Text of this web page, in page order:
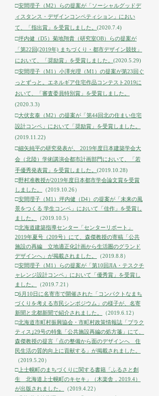
□安間理子（M2）らの提案が「ソーシャルグッドデ
ィスタンス・デザインコンペティション」におい
て、「指出賞」を受賞しました。 (2020.7.4)
□坪内健（D5）菊地翔貴（研究室OB）らの提案が
「第22回(2019年) まちづくり・都市デザイン競技」
において、「奨励賞」を受賞しました。 (2020.5.29)
□安間理子（M1）小澤光理（M1）の提案が第23回ぐ
っとずっと。エネルギア住宅作品コンテスト2019に
おいて、「審査委員特別賞」を受賞しました。
(2020.3.3)
□大伏玄泰（M2）の提案が「第44回北の住まい住宅
設計コンペ」において「奨励賞」を受賞しました。
(2019.11.22)
□細矢純平の研究発表が、 2019年度日本建築学会大
会（北陸）学術講演会都市計画部門において、「若
手優秀発表賞」を受賞しました。(2019.10.28)
□野村准教授が2019年度日本都市学会論文賞を受賞
しました。
（2019.10.26）
□安間理子（M1）坪内健（D4）の提案が「未来の風
景をつくる 学生コンペ」において「佳作」を受賞し
ました。
（2019.10.5）
□北海道建築指導センター「センターリポート」
2019年夏号（209号）にて、森傑教授の寄稿「公共
施設の再編 立地適正化計画から生活圏のグランド
デザインへ」が掲載されました。
（2019.8.8）
□安間理子（M1）らの提案が「第10回JIA・テスクチ
ャレンジ設計コンペ」において「優秀賞」を受賞し
ました。
（2019.7.21）
□6月10日に名寄市で開催された「コンパクトなまち
づくりを考える市民シンポジウム」の様子が、名寄
新聞と北都新聞で紹介されました。
（2019.6.12）
□北海道市町村振興協会・市町村政策情報誌「プラク
ティス｣29号の特集「公共施設再編の処方箋」にて、
森傑教授の提言「点の整備から面のデザインへ 住
民生活の質的向上に貢献する」が掲載されました。
（2019.5.20）
□ 上士幌町のまちづくりに関する書籍「ふるさと創
生 北海道上士幌町のキセキ」（木楽舎，2019.4）
が出版されました。
（2019.4.22）